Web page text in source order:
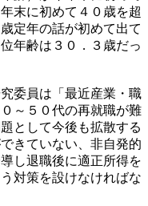
末に初めて４０歳を超
定年の話が初めて出て
年齢は３０．３歳だっ
委員は「最近産業・職
～５０代の再就職が難
として今後も拡散する
きていない、非自発的
し退職後に適正所得を
対策を設けなければな